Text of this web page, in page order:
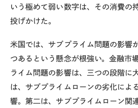
いう極めて弱い数字は、その消費の
投げかけた。
米国では、サブプライム問題の影響
つあるという懸念が根強い。金融市
ライム問題の影響は、三つの段階に
は、サブプライムローンの劣化によ
響。第二は、サブプライムローン関